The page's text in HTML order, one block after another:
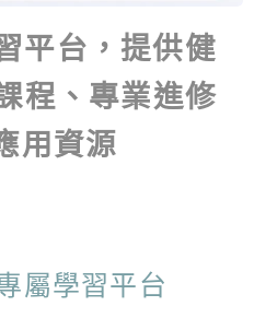
平台，提供健
程、專業進修
用資源
屬學習平台